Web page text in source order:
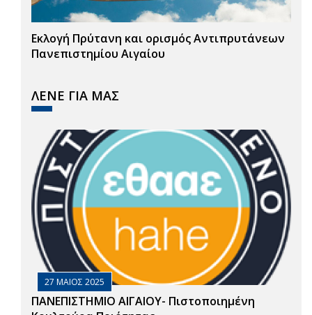
Εκλογή Πρύτανη και ορισμός Αντιπρυτάνεων
Πανεπιστημίου Αιγαίου
ΛΕΝΕ ΓΙΑ ΜΑΣ
27 ΜΑΙΟΣ 2025
ΠΑΝΕΠΙΣΤΗΜΙΟ ΑΙΓΑΙΟΥ- Πιστοποιημένη